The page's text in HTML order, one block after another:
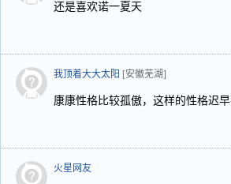
还是喜欢诺一夏天
我顶着大大太阳 [安徽芜湖]
康康性格比较孤傲，这样的性格迟
火星网友